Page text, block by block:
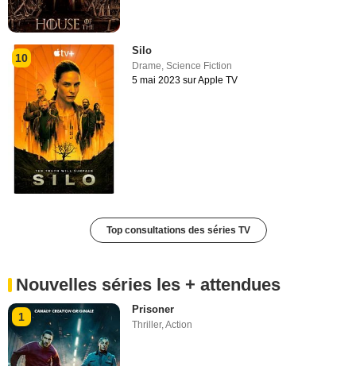
10
Silo
Drame ,Science Fiction
5 mai 2023 sur Apple TV
Top consultations des séries TV
Nouvelles séries les + attendues
1
Prisoner
Thriller,Action